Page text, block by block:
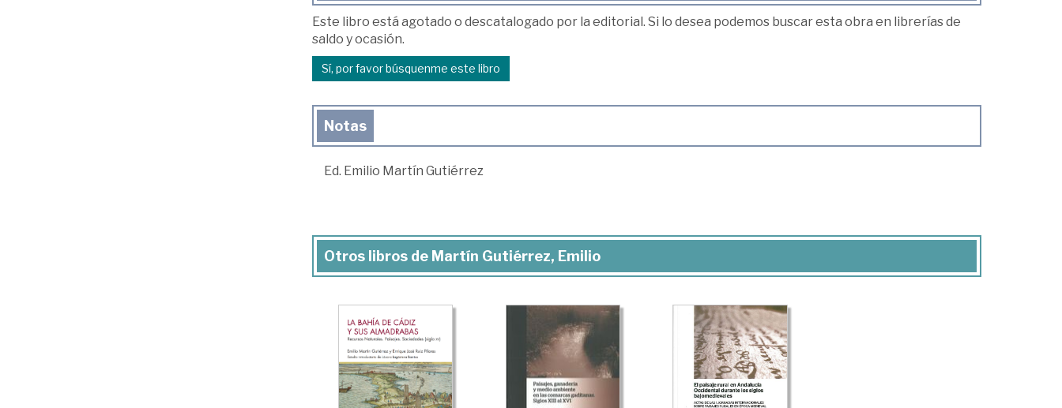
Este libro está agotado o descatalogado por la editorial. Si lo desea podemos buscar esta obra en librerías de
saldo y ocasión.
Sí, por favor búsquenme este libro
Notas
Ed. Emilio Martín Gutiérrez
Otros libros de Martín Gutiérrez, Emilio